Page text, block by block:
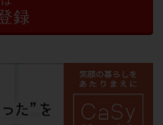
録